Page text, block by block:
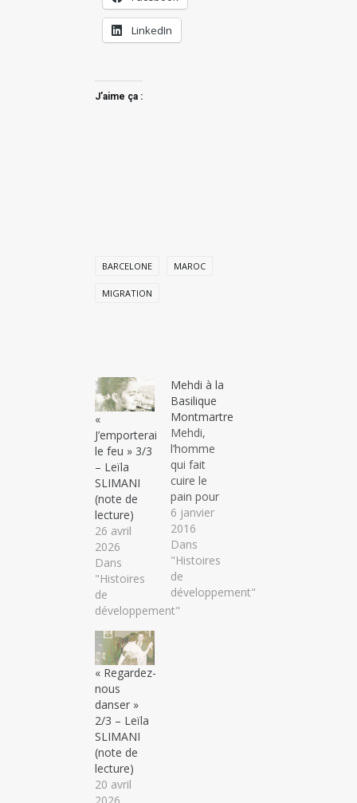
LinkedIn
J’aime ça :
BARCELONE MAROC
MIGRATION
«
J’emporterai
le feu » 3/3
– Leïla
SLIMANI
(note de
lecture)
26 avril
2026
Dans
"Histoires
de
développement"
Mehdi à la
Basilique
Montmartre
Mehdi,
l’homme
qui fait
cuire le
pain pour
tous les
habitants
du derb
(ruelle) à
Dar El
Pacha,
Marrakech,
6 janvier
2016
Dans
"Histoires
de
développement"
« Regardez-
nous
danser »
2/3 – Leïla
SLIMANI
(note de
lecture)
20 avril